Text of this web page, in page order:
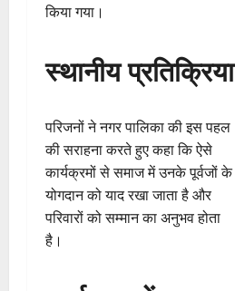
किया गया।
स्थानीय प्रतिक्रिया
परिजनों ने नगर पालिका की इस पहल
की सराहना करते हुए कहा कि ऐसे
कार्यक्रमों से समाज में उनके पूर्वजों के
योगदान को याद रखा जाता है और
परिवारों को सम्मान का अनुभव होता
है।